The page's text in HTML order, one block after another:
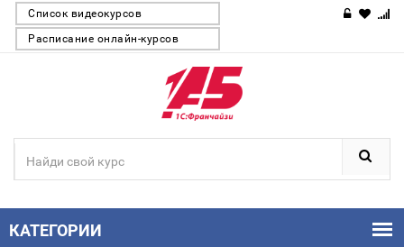
Список видеокурсов
Расписание онлайн-курсов
КАТЕГОРИИ